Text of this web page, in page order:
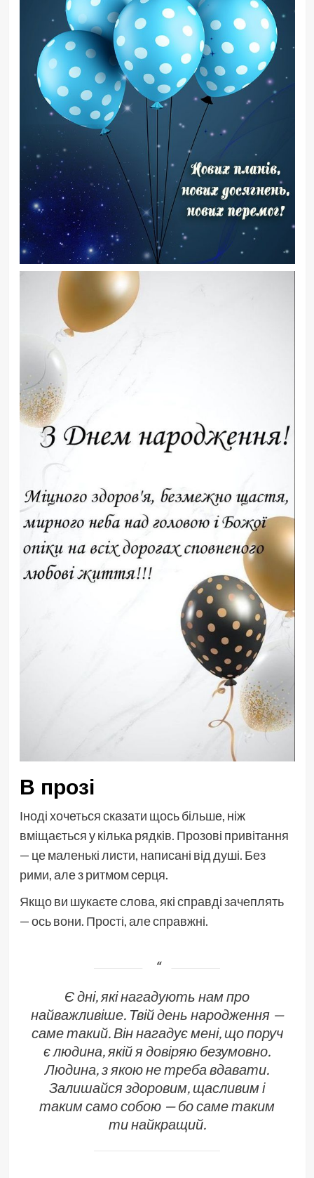
В прозі
Іноді хочеться сказати щось більше, ніж
вміщається у кілька рядків. Прозові привітання
— це маленькі листи, написані від душі. Без
рими, але з ритмом серця.
Якщо ви шукаєте слова, які справді зачеплять
— ось вони. Прості, але справжні.
Є дні, які нагадують нам про
найважливіше. Твій день народження —
саме такий. Він нагадує мені, що поруч
є людина, якій я довіряю безумовно.
Людина, з якою не треба вдавати.
Залишайся здоровим, щасливим і
таким само собою — бо саме таким
ти найкращий.